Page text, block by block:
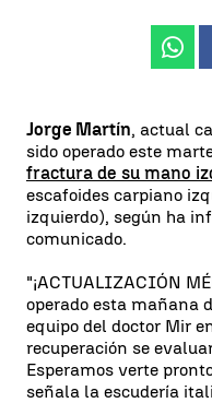
Jorge Martín, actual
sido operado este
fractura de su mano
escafoides carpiano
izquierdo), según ha
comunicado.
"¡ACTUALIZACIÓN
operado esta mañana
equipo del doctor Mir
recuperación se
Esperamos verte
señala la escudería